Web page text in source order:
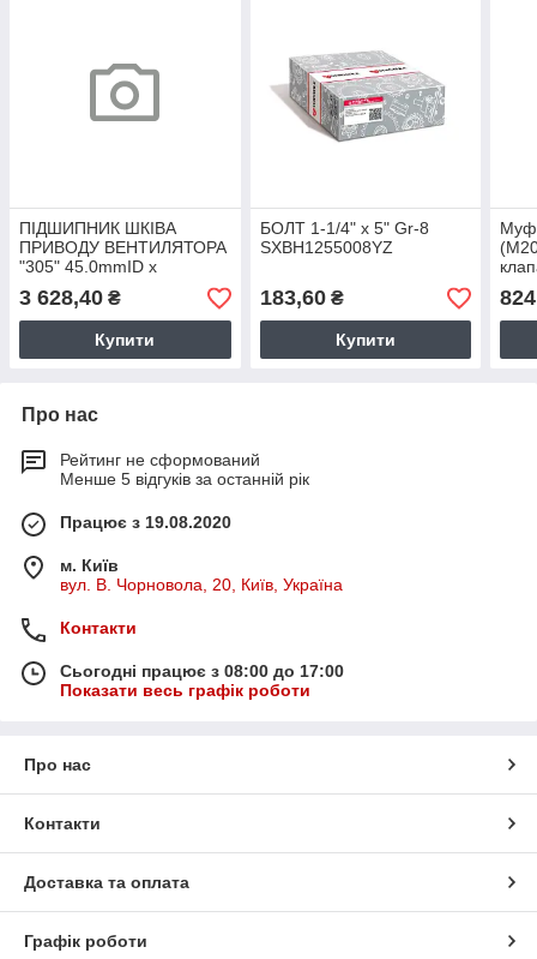
ПІДШИПНИК ШКІВА
ПРИВОДУ ВЕНТИЛЯТОРА
"305" 45.0mmID x
85.0mmOD x 27.0mmThk
86553237 (88509С3)
3 628,40 ₴
Купити
БОЛТ 1-1/4" x 5" Gr-8
SXBH1255008YZ
183,60₴
Купити
Про нас
Рейтинг не сформований
Менше 5 відгуків за останній рік
Працює з 19.08.2020
м. Київ
вул. В. Чорновола, 20, Київ, Україна
Контакти
Сьогодні працює з 08:00 до 17:00
Показати весь графік роботи
Про нас
Контакти
Доставка та оплата
Графік роботи